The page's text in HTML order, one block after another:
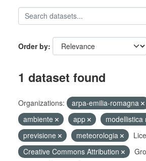
Order by
1 dataset found
Organizations: arpa-emilia-romagna
ambiente
app
modellistica
previsione
meteorologia
Creative Commons Attribution